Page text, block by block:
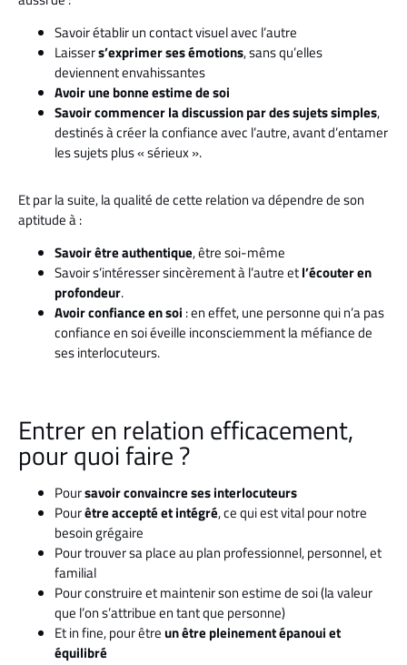
Savoir établir un contact visuel avec l’autre
Laissers’exprimer ses émotions, sans qu’elles
deviennent envahissantes
Avoir une bonne estime de soi
Savoir commencer la discussion par des sujets simples,
destinés à créer la confiance avec l’autre, avant d’entamer
les sujets plus « sérieux ».
Et par la suite, la qualité de cette relation va dépendre de son
aptitude à :
Savoir être authentique, être soi-même
Savoir s’intéresser sincèrement à l’autre etl’écouter en
profondeur.
Avoir confiance en soi : en effet, une personne qui n’a pas
confiance en soi éveille inconsciemment la méfiance de
ses interlocuteurs.
Entrer en relation efficacement,
pour quoi faire ?
Poursavoir convaincre ses interlocuteurs
Pourêtre accepté et intégré, ce qui est vital pour notre
besoin grégaire
Pour trouver sa place au plan professionnel, personnel, et
familial
Pour construire et maintenir son estime de soi (la valeur
que l’on s’attribue en tant que personne)
Et in fine, pour êtreun être pleinement épanoui et
équilibré